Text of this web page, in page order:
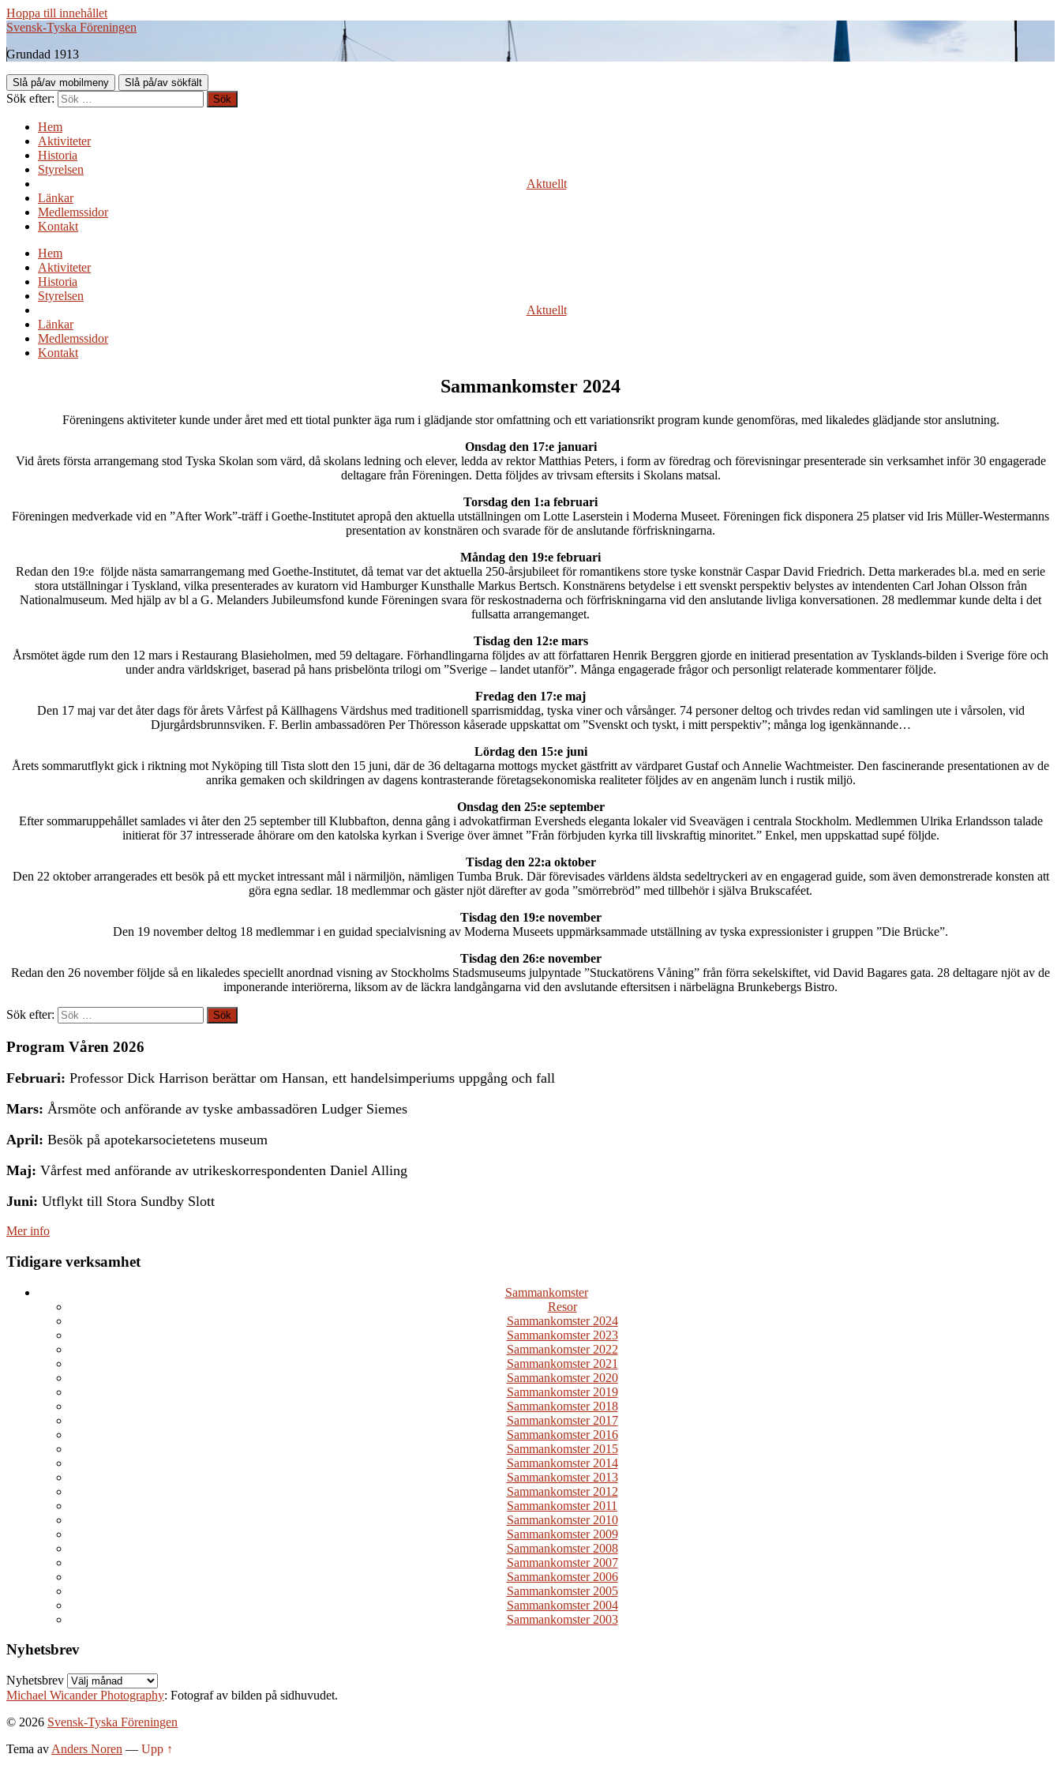
Hoppa till innehållet
Svensk-Tyska Föreningen
Grundad 1913
Slå på/av mobilmeny Slå på/av sökfält
Sök efter:
Hem
Aktiviteter
Historia
Styrelsen
Aktuellt
Länkar
Medlemssidor
Kontakt
Hem
Aktiviteter
Historia
Styrelsen
Aktuellt
Länkar
Medlemssidor
Kontakt
Sammankomster 2024
Föreningens aktiviteter kunde under året med ett tiotal punkter äga rum i glädjande stor omfattning och ett variationsrikt program kunde genomföras, med likaledes glädjande stor anslutning.
Onsdag den 17:e januari
Vid årets första arrangemang stod Tyska Skolan som värd, då skolans ledning och elever, ledda av rektor Matthias Peters, i form av föredrag och förevisningar presenterade sin verksamhet inför 30 engagerade
deltagare från Föreningen. Detta följdes av trivsam eftersits i Skolans matsal.
Torsdag den 1:a februari
Föreningen medverkade vid en ”After Work”-träff i Goethe-Institutet apropå den aktuella utställningen om Lotte Laserstein i Moderna Museet. Föreningen fick disponera 25 platser vid Iris Müller-Westermanns
presentation av konstnären och svarade för de anslutande förfriskningarna.
Måndag den 19:e februari
Redan den 19:e följde nästa samarrangemang med Goethe-Institutet, då temat var det aktuella 250-årsjubileet för romantikens store tyske konstnär Caspar David Friedrich. Detta markerades bl.a. med en serie
stora utställningar i Tyskland, vilka presenterades av kuratorn vid Hamburger Kunsthalle Markus Bertsch. Konstnärens betydelse i ett svenskt perspektiv belystes av intendenten Carl Johan Olsson från
Nationalmuseum. Med hjälp av bl a G. Melanders Jubileumsfond kunde Föreningen svara för reskostnaderna och förfriskningarna vid den anslutande livliga konversationen. 28 medlemmar kunde delta i det
fullsatta arrangemanget.
Tisdag den 12:e mars
Årsmötet ägde rum den 12 mars i Restaurang Blasieholmen, med 59 deltagare. Förhandlingarna följdes av att författaren Henrik Berggren gjorde en initierad presentation av Tysklands-bilden i Sverige före och
under andra världskriget, baserad på hans prisbelönta trilogi om ”Sverige – landet utanför”. Många engagerade frågor och personligt relaterade kommentarer följde.
Fredag den 17:e maj
Den 17 maj var det åter dags för årets Vårfest på Källhagens Värdshus med traditionell sparrismiddag, tyska viner och vårsånger. 74 personer deltog och trivdes redan vid samlingen ute i vårsolen, vid
Djurgårdsbrunnsviken. F. Berlin ambassadören Per Thöresson kåserade uppskattat om ”Svenskt och tyskt, i mitt perspektiv”; många log igenkännande…
Lördag den 15:e juni
Årets sommarutflykt gick i riktning mot Nyköping till Tista slott den 15 juni, där de 36 deltagarna mottogs mycket gästfritt av värdparet Gustaf och Annelie Wachtmeister. Den fascinerande presentationen av de
anrika gemaken och skildringen av dagens kontrasterande företagsekonomiska realiteter följdes av en angenäm lunch i rustik miljö.
Onsdag den 25:e september
Efter sommaruppehållet samlades vi åter den 25 september till Klubbafton, denna gång i advokatfirman Eversheds eleganta lokaler vid Sveavägen i centrala Stockholm. Medlemmen Ulrika Erlandsson talade
initierat för 37 intresserade åhörare om den katolska kyrkan i Sverige över ämnet ”Från förbjuden kyrka till livskraftig minoritet.” Enkel, men uppskattad supé följde.
Tisdag den 22:a oktober
Den 22 oktober arrangerades ett besök på ett mycket intressant mål i närmiljön, nämligen Tumba Bruk. Där förevisades världens äldsta sedeltryckeri av en engagerad guide, som även demonstrerade konsten att
göra egna sedlar. 18 medlemmar och gäster njöt därefter av goda ”smörrebröd” med tillbehör i själva Brukscaféet.
Tisdag den 19:e november
Den 19 november deltog 18 medlemmar i en guidad specialvisning av Moderna Museets uppmärksammade utställning av tyska expressionister i gruppen ”Die Brücke”.
Tisdag den 26:e november
Redan den 26 november följde så en likaledes speciellt anordnad visning av Stockholms Stadsmuseums julpyntade ”Stuckatörens Våning” från förra sekelskiftet, vid David Bagares gata. 28 deltagare njöt av de
imponerande interiörerna, liksom av de läckra landgångarna vid den avslutande eftersitsen i närbelägna Brunkebergs Bistro.
Sök efter:
Program Våren 2026
Februari: Professor Dick Harrison berättar om Hansan, ett handelsimperiums uppgång och fall
Mars: Årsmöte och anförande av tyske ambassadören Ludger Siemes
April: Besök på apotekarsocietetens museum
Maj: Vårfest med anförande av utrikeskorrespondenten Daniel Alling
Juni: Utflykt till Stora Sundby Slott
Mer info
Tidigare verksamhet
Sammankomster
Resor
Sammankomster 2024
Sammankomster 2023
Sammankomster 2022
Sammankomster 2021
Sammankomster 2020
Sammankomster 2019
Sammankomster 2018
Sammankomster 2017
Sammankomster 2016
Sammankomster 2015
Sammankomster 2014
Sammankomster 2013
Sammankomster 2012
Sammankomster 2011
Sammankomster 2010
Sammankomster 2009
Sammankomster 2008
Sammankomster 2007
Sammankomster 2006
Sammankomster 2005
Sammankomster 2004
Sammankomster 2003
Nyhetsbrev
Nyhetsbrev
Michael Wicander Photography: Fotograf av bilden på sidhuvudet.
© 2026 Svensk-Tyska Föreningen
Tema av Anders Noren — Upp ↑